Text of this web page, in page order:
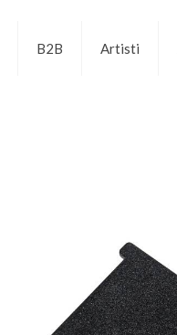
B2B Artisti